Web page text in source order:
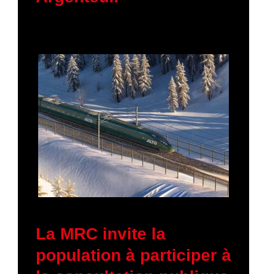
La MRC invite la
population à participer à